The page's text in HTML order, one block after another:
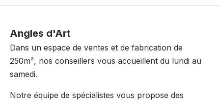
Angles d'Art
Dans un espace de ventes et de fabrication de
250m², nos conseillers vous accueillent du lundi au
samedi.
Notre équipe de spécialistes vous propose des